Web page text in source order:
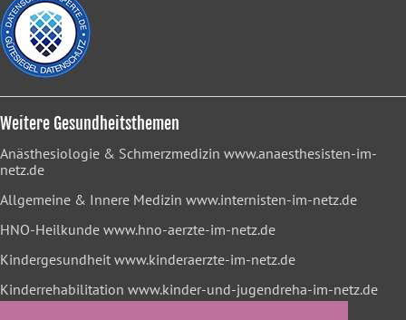
Weitere Gesundheitsthemen
Anästhesiologie & Schmerzmedizin www.anaesthesisten-im-
netz.de
Allgemeine & Innere Medizin www.internisten-im-netz.de
HNO-Heilkunde www.hno-aerzte-im-netz.de
Kindergesundheit www.kinderaerzte-im-netz.de
Kinderrehabilitation www.kinder-und-jugendreha-im-netz.de